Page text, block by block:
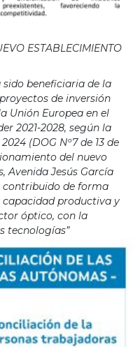
ESTABLECIMIENTO
sido beneficiaria de la
de inversión
Unión Europea en el
2021-2028, según la
(DOG Nº7 de 13 de
del nuevo
Avenida Jesús García
contribuido de forma
productiva y
óptico, con la
tecnologías”